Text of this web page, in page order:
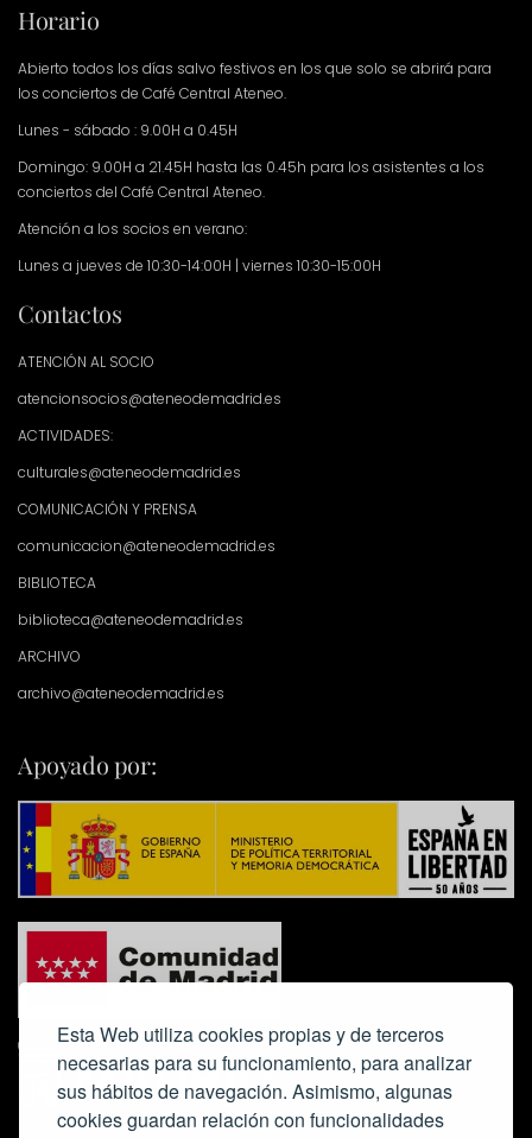
Esta Web utiliza cookies propias y de terceros
necesarias para su funcionamiento, para analizar
sus hábitos de navegación. Asimismo, algunas
cookies guardan relación con funcionalidades
Horario
Abierto todos los días salvo festivos en los que solo se abrirá para
los conciertos de Café Central Ateneo.
Lunes - sábado : 9.00H a 0.45H
Domingo: 9.00H a 21.45H hasta las 0.45h para los asistentes a los
conciertos del Café Central Ateneo.
Atención a los socios en verano:
Lunes a jueves de 10:30-14:00H | viernes 10:30-15:00H
Contactos
ATENCIÓN AL SOCIO
atencionsocios@ateneodemadrid.es
ACTIVIDADES:
culturales@ateneodemadrid.es
COMUNICACIÓN Y PRENSA
comunicacion@ateneodemadrid.es
BIBLIOTECA
biblioteca@ateneodemadrid.es
ARCHIVO
archivo@ateneodemadrid.es
Apoyado por: